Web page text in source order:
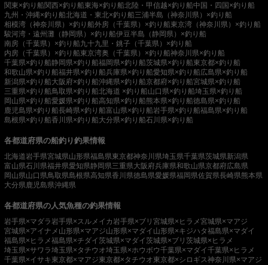
関東×釣り船関西×釣り船東海×釣り船北陸・甲信越×釣り船中国・四国×釣り船
九州・沖縄×釣り船北海道・東北×釣り船三浦半島（神奈川県）×釣り船
相模湾（神奈川県）×釣り船外房（千葉県）×釣り船東京湾（神奈川県）×釣り船
駿河湾・遠州灘（静岡県）×釣り船伊豆半島（静岡県）×釣り船
南房（千葉県）×釣り船九十九里・銚子（千葉県）×釣り船
内房（千葉県）×釣り船東京湾奥（千葉県）×釣り船神奈川県×釣り船
千葉県×釣り船静岡県×釣り船福岡県×釣り船茨城県×釣り船東京都×釣り船
和歌山県×釣り船福井県×釣り船兵庫県×釣り船愛知県×釣り船広島県×釣り船
新潟県×釣り船大阪府×釣り船沖縄県×釣り船京都府×釣り船宮城県×釣り船
三重県×釣り船鳥取県×釣り船北海道 ×釣り船山口県×釣り船埼玉県×釣り船
岡山県×釣り船愛媛県×釣り船高知県×釣り船熊本県×釣り船徳島県×釣り船
鹿児島県×釣り船長崎県×釣り船富山県×釣り船岩手県×釣り船福島県×釣り船
島根県×釣り船香川県×釣り船大分県×釣り船石川県×釣り船
各都道府県の船釣り釣果情報
北海道岩手県宮城県山形県福島県東京都神奈川県埼玉県千葉県茨城県新潟県
富山県石川県福井県愛知県静岡県三重県大阪府兵庫県和歌山県京都府広島県
岡山県山口県鳥取県島根県高知県香川県徳島県愛媛県福岡県佐賀県長崎県熊本県
大分県 鹿児島県沖縄県
各都道府県の人気魚種の釣果情報
岩手県×マダラ 岩手県×スルメイカ 岩手県×ブリ 宮城県×ヒラメ宮城県×マアジ
宮城県×アイナメ 山形県×マアジ山形県×マダイ 山形県×キジハタ福島県×マダイ
福島県×ヒラメ福島県×チダイ茨城県×マダイ茨城県×ブリ 茨城県×ヒラメ
埼玉県×サワラ埼玉県×タチウオ埼玉県×ホウボウ千葉県×マダイ千葉県×ヒラメ
千葉県×イサキ東京都×マアジ東京都×タチウオ東京都×シロギス神奈川県×マアジ